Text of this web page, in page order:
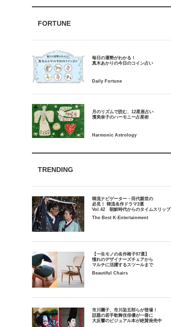
FORTUNE
毎日の運勢がわかる！
月のリズムで読む、12星座占い
TRENDING
韓流ナビゲーター・田代親世の
必見！ 韓流名作ドラマ3選
Vol.42 朝鮮時代からのタイムスリップ
The Best K-Entertainment
【一生モノの名作椅子97選】
憧れのデザイナーズチェアから
マルチに活躍するスツールまで
Beautiful Chairs
市川團子、市川染五郎らが登場！
話題の若手歌舞伎俳優が一冊に
大反響のビジュアル本が絶賛発売中